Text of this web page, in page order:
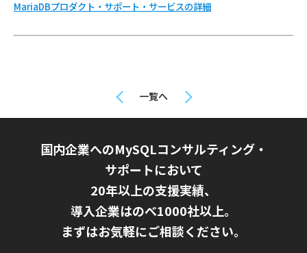
MariaDBプロダクト・サポート・サービスの詳細
一覧へ
国内企業へのMySQLコンサルティング・
サポートにおいて
20年以上の支援実績、
導入企業はのべ1000社以上。
まずはお気軽にご相談ください。